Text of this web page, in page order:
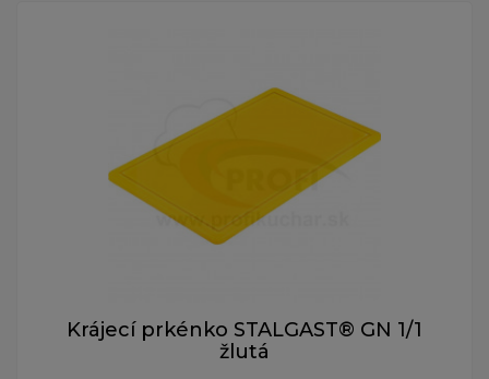
Krájecí prkénko STALGAST® GN 1/1
žlutá